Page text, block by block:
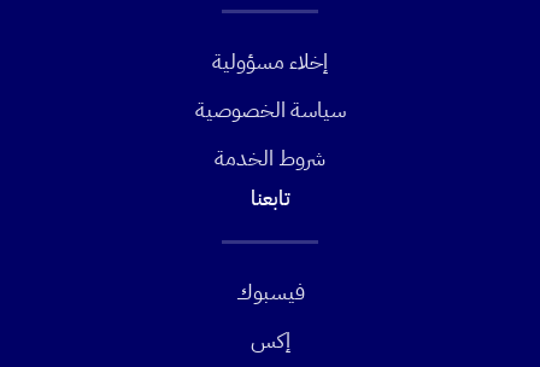
إخلاء مسؤولية
سياسة الخصوصية
شروط الخدمة
تابعنا
فيسبوك
إكس